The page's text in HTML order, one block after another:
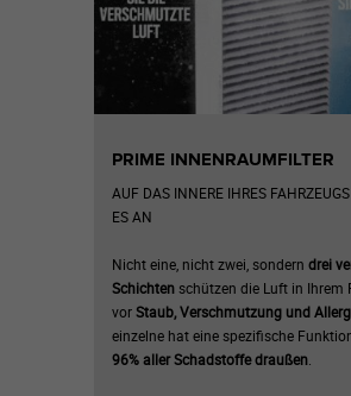
PRIME INNENRAUMFILTER
AUF DAS INNERE IHRES
ES AN
Nicht eine, nicht zwei, sondern drei
Schichtenschützen die Luft in Ihrem
vorStaub, Verschmutzung und
einzelne hat eine spezifische
96% aller Schadstoffe draußen.